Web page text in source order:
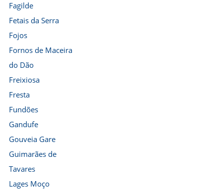
Fagilde
Fetais da Serra
Fojos
Fornos de Maceira
do Dão
Freixiosa
Fresta
Fundões
Gandufe
Gouveia Gare
Guimarães de
Tavares
Lages Moço